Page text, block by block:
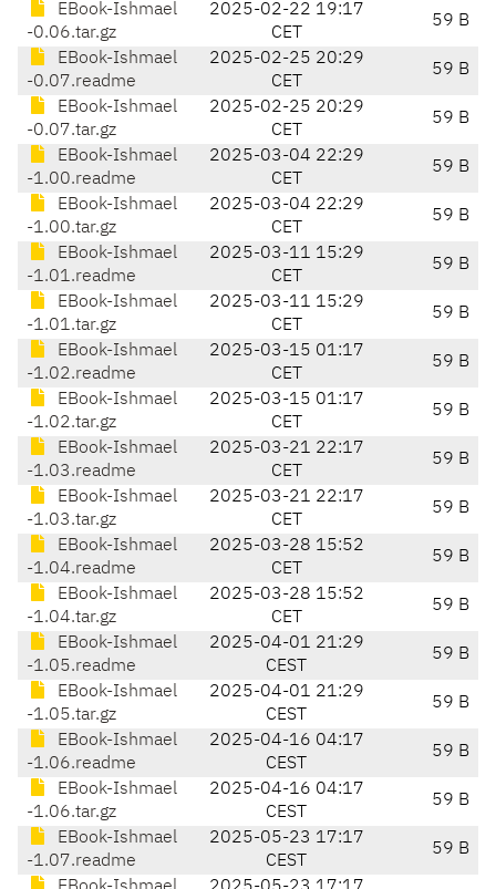
EBook-Ishmael
-0.06.tar.gz
2025-02-22 19:17
CET
59 B
EBook-Ishmael
-0.07.readme
2025-02-25 20:29
CET
59 B
EBook-Ishmael
-0.07.tar.gz
2025-02-25 20:29
CET
59 B
EBook-Ishmael
-1.00.readme
2025-03-04 22:29
CET
59 B
EBook-Ishmael
-1.00.tar.gz
2025-03-04 22:29
CET
59 B
EBook-Ishmael
-1.01.readme
2025-03-11 15:29
CET
59 B
EBook-Ishmael
-1.01.tar.gz
2025-03-11 15:29
CET
59 B
EBook-Ishmael
-1.02.readme
2025-03-15 01:17
CET
59 B
EBook-Ishmael
-1.02.tar.gz
2025-03-15 01:17
CET
59 B
EBook-Ishmael
-1.03.readme
2025-03-21 22:17
CET
59 B
EBook-Ishmael
-1.03.tar.gz
2025-03-21 22:17
CET
59 B
EBook-Ishmael
-1.04.readme
2025-03-28 15:52
CET
59 B
EBook-Ishmael
-1.04.tar.gz
2025-03-28 15:52
CET
59 B
EBook-Ishmael
-1.05.readme
2025-04-01 21:29
CEST
59 B
EBook-Ishmael
-1.05.tar.gz
2025-04-01 21:29
CEST
59 B
EBook-Ishmael
-1.06.readme
2025-04-16 04:17
CEST
59 B
EBook-Ishmael
-1.06.tar.gz
2025-04-16 04:17
CEST
59 B
EBook-Ishmael
-1.07.readme
2025-05-23 17:17
CEST
59 B